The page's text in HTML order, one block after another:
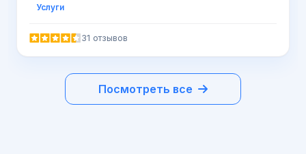
Услуги
31 отзывов
Посмотреть все